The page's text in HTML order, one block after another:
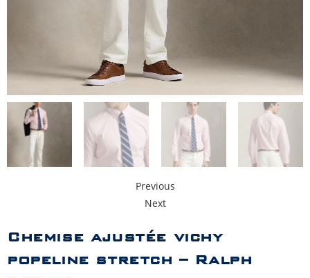
Previous
Next
Chemise ajustée vichy
popeline stretch – Ralph